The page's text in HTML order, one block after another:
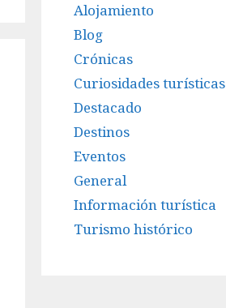
Alojamiento
Blog
Crónicas
Curiosidades turísticas
Destacado
Destinos
Eventos
General
Información turística
Turismo histórico